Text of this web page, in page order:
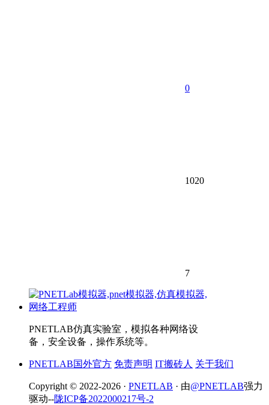
0
1020
7
PNETLAB仿真实验室，模拟各种网络设
备，安全设备，操作系统等。
PNETLAB国外官方 免责声明 IT搬砖人 关于我们
Copyright © 2022-2026 · PNETLAB · 由@PNETLAB强力
驱动--陇ICP备2022000217号-2